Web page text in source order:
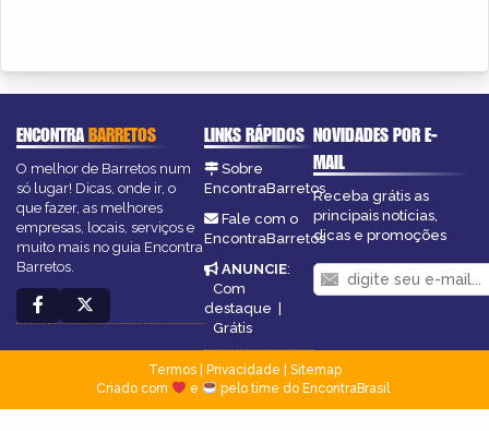
ENCONTRABARRETOS
O melhor de Barretos num
só lugar! Dicas, onde ir, o
que fazer, as melhores
empresas, locais, serviços e
muito mais no guia Encontra
Barretos.
LINKS RÁPIDOS
Sobre
EncontraBarretos
Fale com o
EncontraBarretos
ANUNCIE:
Com
destaque |
Grátis
NOVIDADES POR E-
MAIL
Receba grátis as
principais notícias,
dicas e promoções
Termos| Privacidade
Sitemap
Criado com
e pelo time do EncontraBrasil